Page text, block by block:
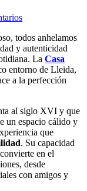
todos anhelamos
y autenticidad
La Casa
entorno de Lleida,
a la perfección
al siglo XVI y que
un espacio cálido y
que
. Su capacidad
en el
desde
con amigos y